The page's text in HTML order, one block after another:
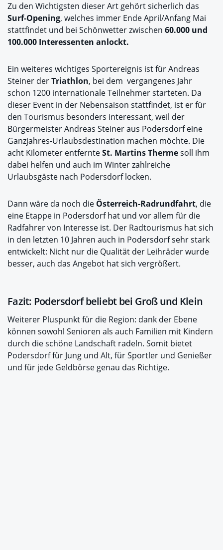
Zu den Wichtigsten dieser Art gehört sicherlich das
Surf-Opening, welches immer Ende April/Anfang Mai
stattfindet und bei Schönwetter zwischen 60.000 und
100.000 Interessenten anlockt.
Ein weiteres wichtiges Sportereignis ist für Andreas
Steiner derTriathlon, bei dem vergangenes Jahr
schon 1200 internationale Teilnehmer starteten. Da
dieser Event in der Nebensaison stattfindet, ist er für
den Tourismus besonders interessant, weil der
Bürgermeister Andreas Steiner aus Podersdorf eine
Ganzjahres-Urlaubsdestination machen möchte. Die
acht Kilometer entfernteSt. Martins Thermesoll ihm
dabei helfen und auch im Winter zahlreiche
Urlaubsgäste nach Podersdorf locken.
Dann wäre da noch die Österreich-Radrundfahrt, die
eine Etappe in Podersdorf hat und vor allem für die
Radfahrer von Interesse ist. Der Radtourismus hat sich
in den letzten 10 Jahren auch in Podersdorf sehr stark
entwickelt: Nicht nur die Qualität der Leihräder wurde
besser, auch das Angebot hat sich vergrößert.
Fazit: Podersdorf beliebt bei Groß und Klein
Weiterer Pluspunkt für die Region: dank der Ebene
können sowohl Senioren als auch Familien mit Kindern
durch die schöne Landschaft radeln. Somit bietet
Podersdorf für Jung und Alt, für Sportler und Genießer
und für jede Geldbörse genau das Richtige.